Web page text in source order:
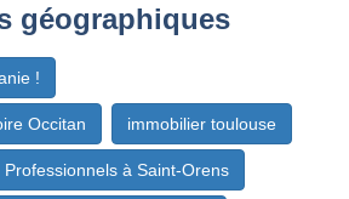
géographiques
!
Occitan immobilier toulouse
Professionnels à Saint-Orens